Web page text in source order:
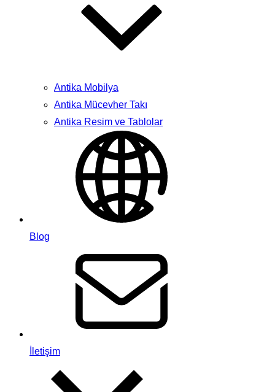
Antika Mobilya
Antika Mücevher Takı
Antika Resim ve Tablolar
Blog
İletişim